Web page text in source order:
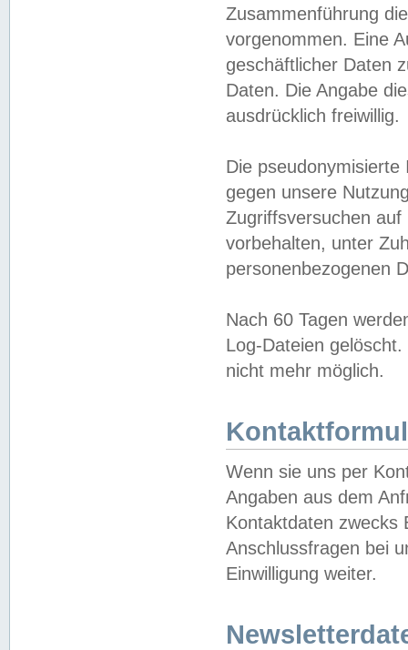
Zusammenführung
vorgenommen. Eine
geschäftlicher Daten
Daten. Die Angabe
ausdrücklich freiwillig.
Die
gegen unsere
Zugriffsversuchen
vorbehalten, unter
personenbezogenen
Nach 60 Tagen
Log-Dateien
nicht mehr möglich.
Wenn sie uns per
Angaben aus dem
Kontaktdaten zwecks
Anschlussfragen bei
Einwilligung weiter.